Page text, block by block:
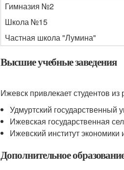
Гимназия №2
Школа №15
Частная школа "Лумина"
Высшие учебные заведения
Ижевск привлекает студентов
Удмуртский государственный
Ижевская государственная
Ижевский институт экономики
Дополнительное